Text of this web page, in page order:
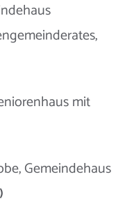
mit
Gemeindehaus